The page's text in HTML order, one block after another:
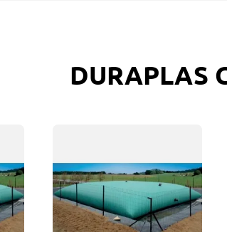
DURAPLAS